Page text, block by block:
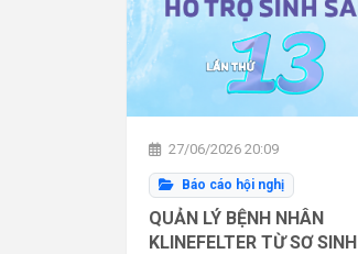
27/06/2026 20:09
Báo cáo hội nghị
QUẢN LÝ BỆNH NHÂN
KLINEFELTER TỪ SƠ SINH